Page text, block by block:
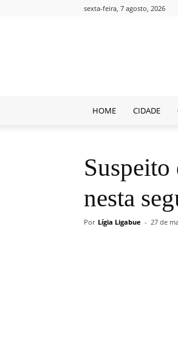
sexta-feira, 7 agosto, 2026
HOME CIDADE
nesta
Por Lígia Ligabue - 27 de